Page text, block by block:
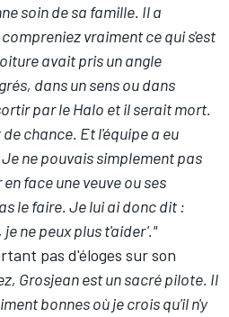
soin de sa famille. Il a
vraiment ce qui s'est
avait pris un angle
dans un sens ou dans
par le Halo et il serait mort.
chance. Et l'équipe a eu
ne pouvais simplement pas
face une veuve ou ses
le faire. Je lui ai donc dit :
ne peux plus t'aider'."
pas d'éloges sur son
Grosjean est un sacré pilote. Il
bonnes où je crois qu'il n'y